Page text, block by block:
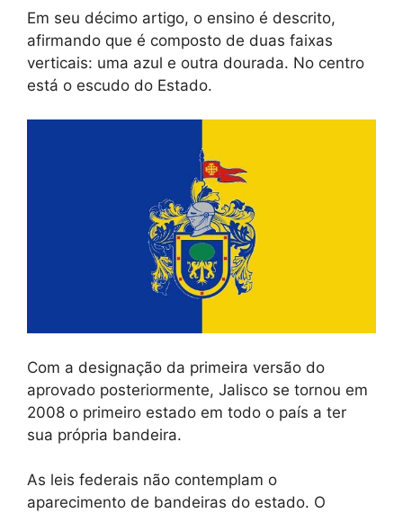
Em seu décimo artigo, o ensino é descrito,
afirmando que é composto de duas faixas
verticais: uma azul e outra dourada. No centro
está o escudo do Estado.
Com a designação da primeira versão do
aprovado posteriormente, Jalisco se tornou em
2008 o primeiro estado em todo o país a ter
sua própria bandeira.
As leis federais não contemplam o
aparecimento de bandeiras do estado. O